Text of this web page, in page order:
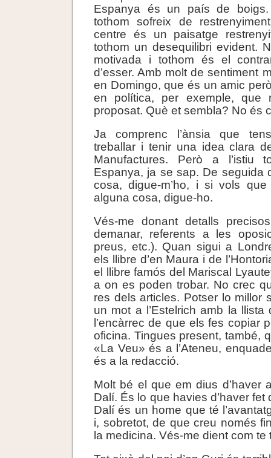
Espanya és un país de
tothom sofreix de
centre és un paisatge
tothom un desequilibri evident.
motivada i tothom és el
d’esser. Amb molt de sentiment
en Domingo, que és un amic
en política, per exemple,
proposat. Què et sembla? No és
Ja comprenc l’ànsia que
treballar i tenir una idea clara
Manufactures. Però a l’istiu
Espanya, ja se sap. De seguida
cosa, digue-m’ho, i si vols
alguna cosa, digue-ho.
Vés-me donant detalls
demanar, referents a les
preus, etc.). Quan sigui a
els llibre d’en Maura i de
el llibre famós del Mariscal
a on es poden trobar. No crec
res dels articles. Potser lo millor
un mot a l’Estelrich amb la llista
l’encàrrec de que els fes copiar
oficina. Tingues present, també,
«La Veu» és a l’Ateneu,
és a la redacció.
Molt bé el que em dius d’haver
Dalí. És lo que havies d’haver fet
Dalí és un home que té
i, sobretot, de que creu només
la medicina. Vés-me dient com te